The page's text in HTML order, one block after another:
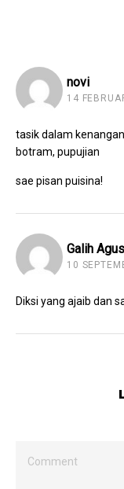
novi
14
tasik dalam
botram, pupujian
sae pisan puisina!
Galih
10
Diksi yang ajaib dan